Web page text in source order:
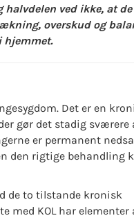
halvdelen ved ikke, at de
overskud og
hjemmet.
Det er en
gør det stadig sværere
er permanent
den rigtige behandling
de to tilstande kronisk
med KOL har elementer